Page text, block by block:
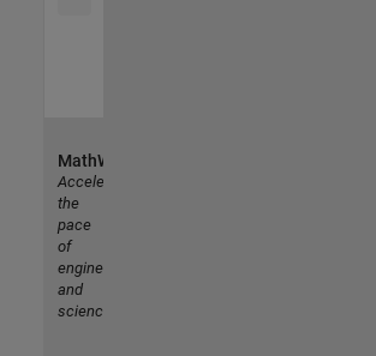
MathWorks
Accelerating
the
pace
of
engineering
and
science